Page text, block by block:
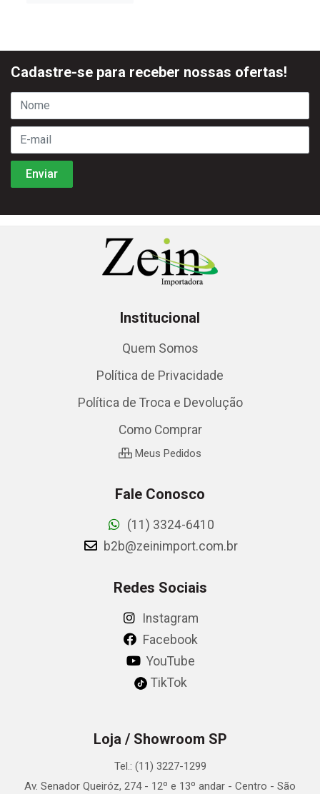
Cadastre-se para receber nossas ofertas!
Institucional
Quem Somos
Política de Privacidade
Política de Troca e Devolução
Como Comprar
Meus Pedidos
Fale Conosco
(11) 3324-6410
b2b@zeinimport.com.br
Redes Sociais
Instagram
Facebook
YouTube
TikTok
Loja / Showroom SP
Tel.: (11) 3227-1299
Av. Senador Queiróz, 274 - 12º e 13º andar - Centro - São